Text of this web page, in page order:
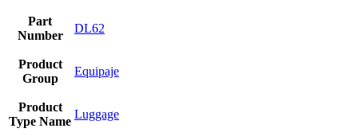
Part
Number
DL62
Product
Group
Equipaje
Product
Type Name
Luggage